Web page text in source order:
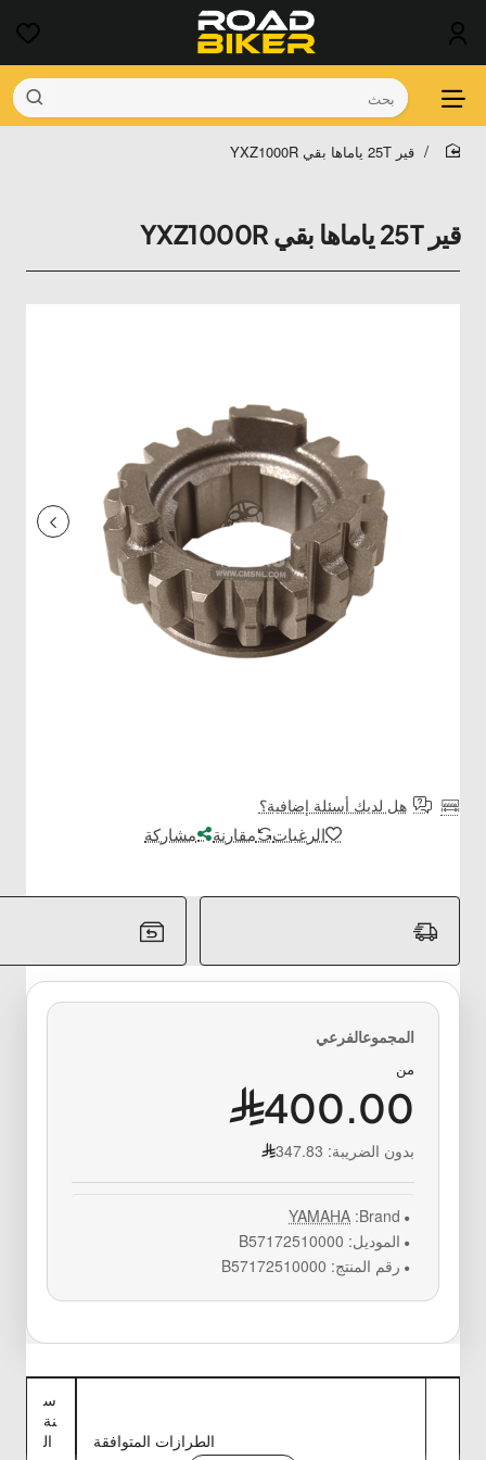
بحث
قير 25T ياماها بقي YXZ1000R
قير 25T ياماها بقي YXZ1000R
هل لديك أسئلة إضافية؟
الرغبات مقارنة مشاركة
من
400.00
بدون الضريبة: 347.83
Brand:
YAMAHA
الموديل: B57172510000
رقم المنتج: B57172510000
س
نة
ال
الطرازات المتوافقة